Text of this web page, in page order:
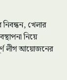
নিবন্ধন, খেলার
নিয়ে
লীগ আয়োজনের